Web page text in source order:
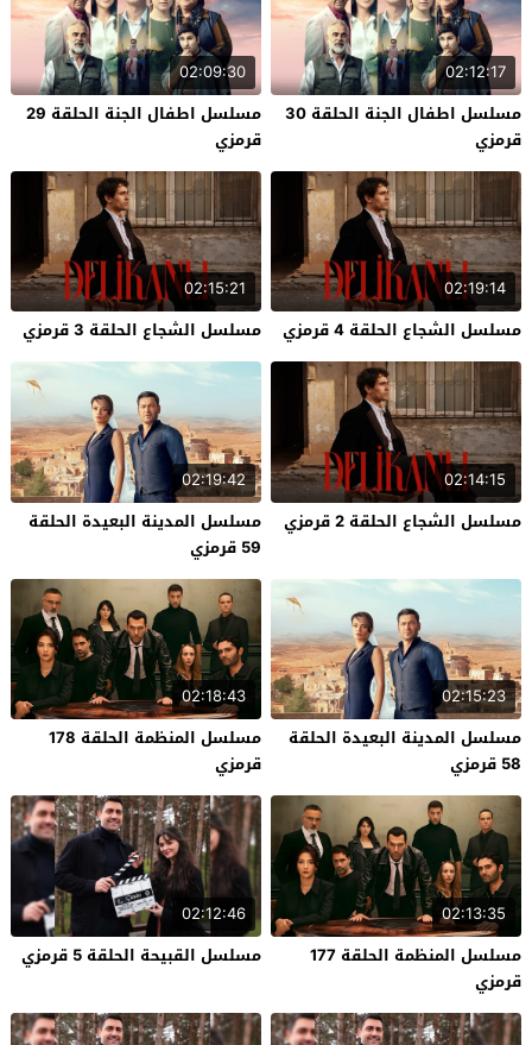
02:12:17
مسلسل اطفال الجنة الحلقة 30
قرمزي
02:09:30
مسلسل اطفال الجنة الحلقة 29
قرمزي
02:19:14
مسلسل الشجاع الحلقة 4 قرمزي
02:15:21
مسلسل الشجاع الحلقة 3 قرمزي
02:14:15
مسلسل الشجاع الحلقة 2 قرمزي
02:19:42
مسلسل المدينة البعيدة الحلقة
59 قرمزي
02:15:23
مسلسل المدينة البعيدة الحلقة
58 قرمزي
02:18:43
مسلسل المنظمة الحلقة 178
قرمزي
02:13:35
مسلسل المنظمة الحلقة 177
قرمزي
02:12:46
مسلسل القبيحة الحلقة 5 قرمزي